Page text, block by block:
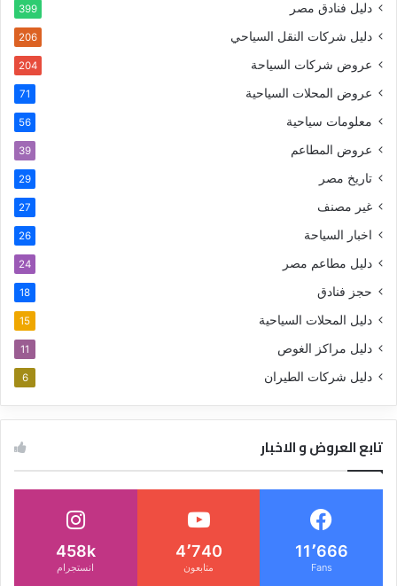
دليل فنادق مصر 399
دليل شركات النقل السياحي 206
عروض شركات السياحة 204
عروض المحلات السياحية 71
معلومات سياحية 56
عروض المطاعم 39
تاريخ مصر 29
غير مصنف 27
اخبار السياحة 26
دليل مطاعم مصر 24
حجز فنادق 18
دليل المحلات السياحية 15
دليل مراكز الغوص 11
دليل شركات الطيران 6
تابع العروض و الاخبار
11٬666
Fans
4٬740
متابعون
458k
انستجرام